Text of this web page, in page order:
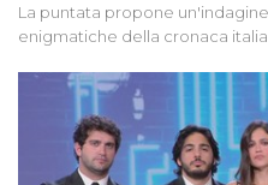
La puntata propone
enigmatiche della cronaca
'90 e il 2000 che,
libertà. Lo speciale affronta
Firenze, le cui responsabilità
groviglio di dubbi mai chiariti.
l'intervista inedita a Olindo